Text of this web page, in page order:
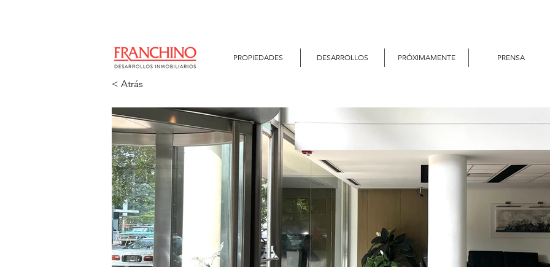
PROPIEDADES DESARROLLOS PRÓXIMAMENTE PRENSA
< Atrás